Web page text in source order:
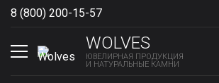
8 (800) 200-15-57
WOLVES
ЮВЕЛИРНАЯ ПРОДУКЦИЯ
И НАТУРАЛЬНЫЕ КАМНИ